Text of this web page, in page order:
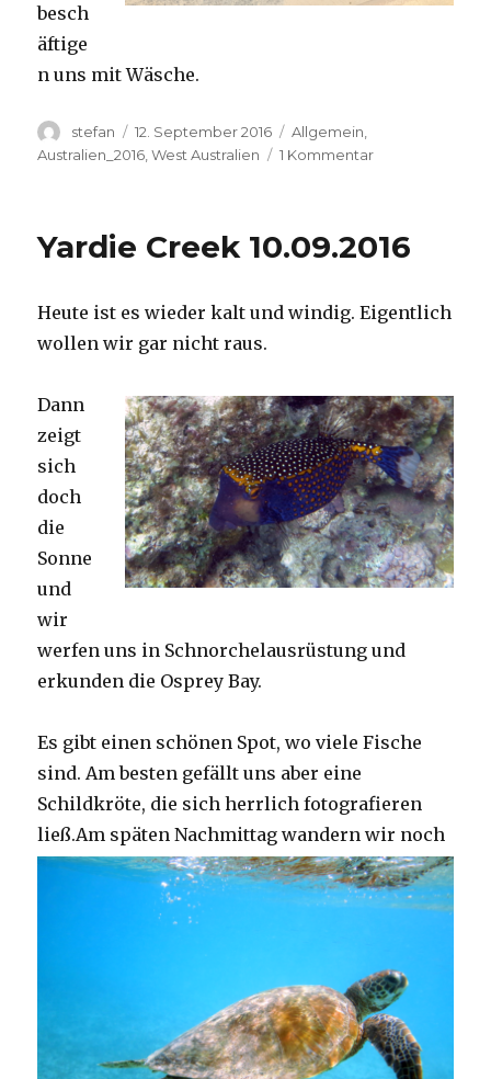
besch
äftige
n uns mit Wäsche.
Autor
stefan
Veröffentlicht
am
12. September 2016 Kategorien
Allgemein
Australien_2016 ,West Australien 1 Kommentarzu
Yardie Creek 10.09.2016
Heute ist es wieder kalt und windig. Eigentlich
wollen wir gar nicht raus.
Dann
zeigt
sich
doch
die
Sonne
und
wir
werfen uns in Schnorchelausrüstung und
erkunden die Osprey Bay.
Es gibt einen schönen Spot, wo viele Fische
sind. Am besten gefällt uns aber eine
Schildkröte, die sich herrlich fotografieren
ließ.Am späten Nachmittag wandern wir noch